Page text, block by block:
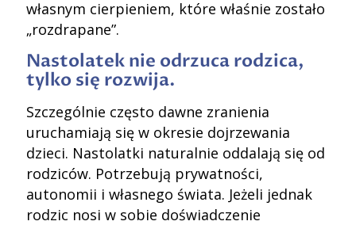
własnym cierpieniem, które właśnie zostało
„rozdrapane”.
Nastolatek nie odrzuca rodzica,
tylko się rozwija.
Szczególnie często dawne zranienia
uruchamiają się w okresie dojrzewania
dzieci. Nastolatki naturalnie oddalają się od
rodziców. Potrzebują prywatności,
autonomii i własnego świata. Jeżeli jednak
rodzic nosi w sobie doświadczenie